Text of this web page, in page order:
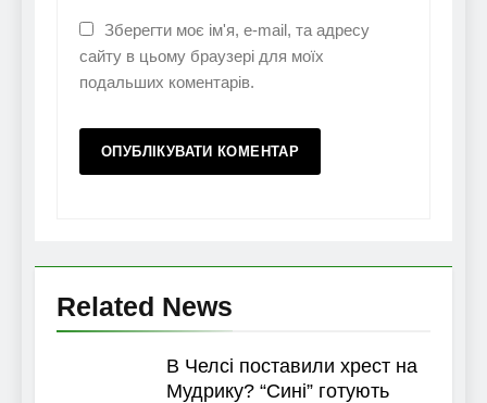
Зберегти моє ім'я, e-mail, та адресу
сайту в цьому браузері для моїх
подальших коментарів.
Related News
В Челсі поставили хрест на
Мудрику? “Сині” готують